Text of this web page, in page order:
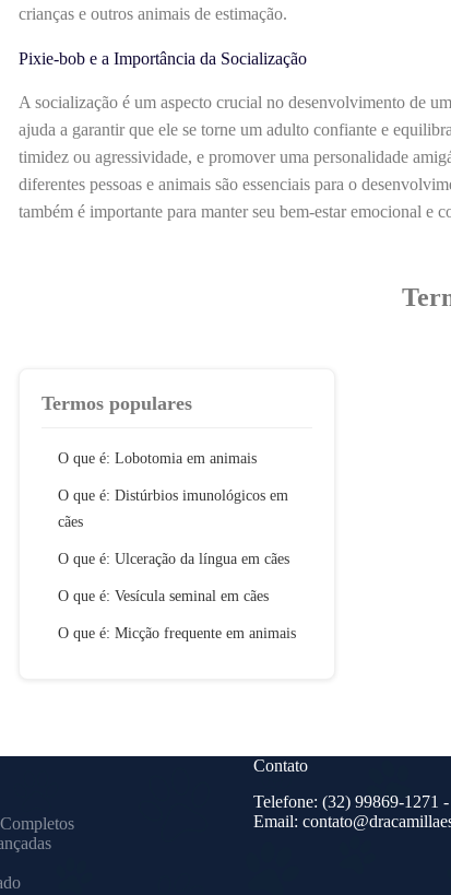
crianças e outros animais de estimação.
Pixie-bob e a Importância da Socialização
A socialização é um aspecto crucial no desenvolvimento de
ajuda a garantir que ele se torne um adulto confiante e
timidez ou agressividade, e promover uma personalidade
diferentes pessoas e animais são essenciais para o
também é importante para manter seu bem-estar emocional e
Termos populares
O que é: Lobotomia em animais
O que é: Distúrbios imunológicos em
cães
O que é: Ulceração da língua em cães
O que é: Vesícula seminal em cães
O que é: Micção frequente em animais
Contato
Telefone: (32) 99869-1271
Email: